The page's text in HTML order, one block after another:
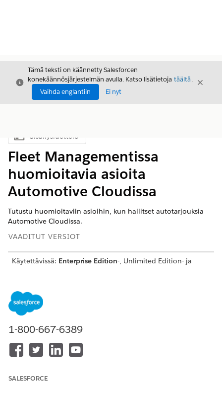
Sulje
Tämä teksti on käännetty Salesforcen
konekäännösjärjestelmän avulla. Katso lisätietoja täältä.
Vaihda englantiin
Ei nyt
Sulje
Näytä sisällysluettelo
Sisällysluettelo
Fleet Managementissa
huomioitavia asioita
Automotive Cloudissa
Tutustu huomioitaviin asioihin, kun hallitset autotarjouksia
Automotive Cloudissa.
VAADITUT VERSIOT
Käytettävissä: Enterprise Edition-, Unlimited Edition- ja
Jos haluat siepata omaisuuksien tietoja, jotka eivät ole
ajoneuvoja, kuten toimitussäiliöitä, voit valita Omaisuus-
kentän vain, kun luot Omaisuus-tietueen ja jätät
omaisuuksien käytön arvon kullekin resurssille.
Kun Omaisuus-tietuetta ei ole vielä liitetty Ajoneuvo-
tietueeseen ja luot Fleet Asset -tietueen, ajoneuvoon
Asset -tietuetta ja valita Ajoneuvo-tietue, jotta Ajoneuvon
1-800-667-6389
SALESFORCE